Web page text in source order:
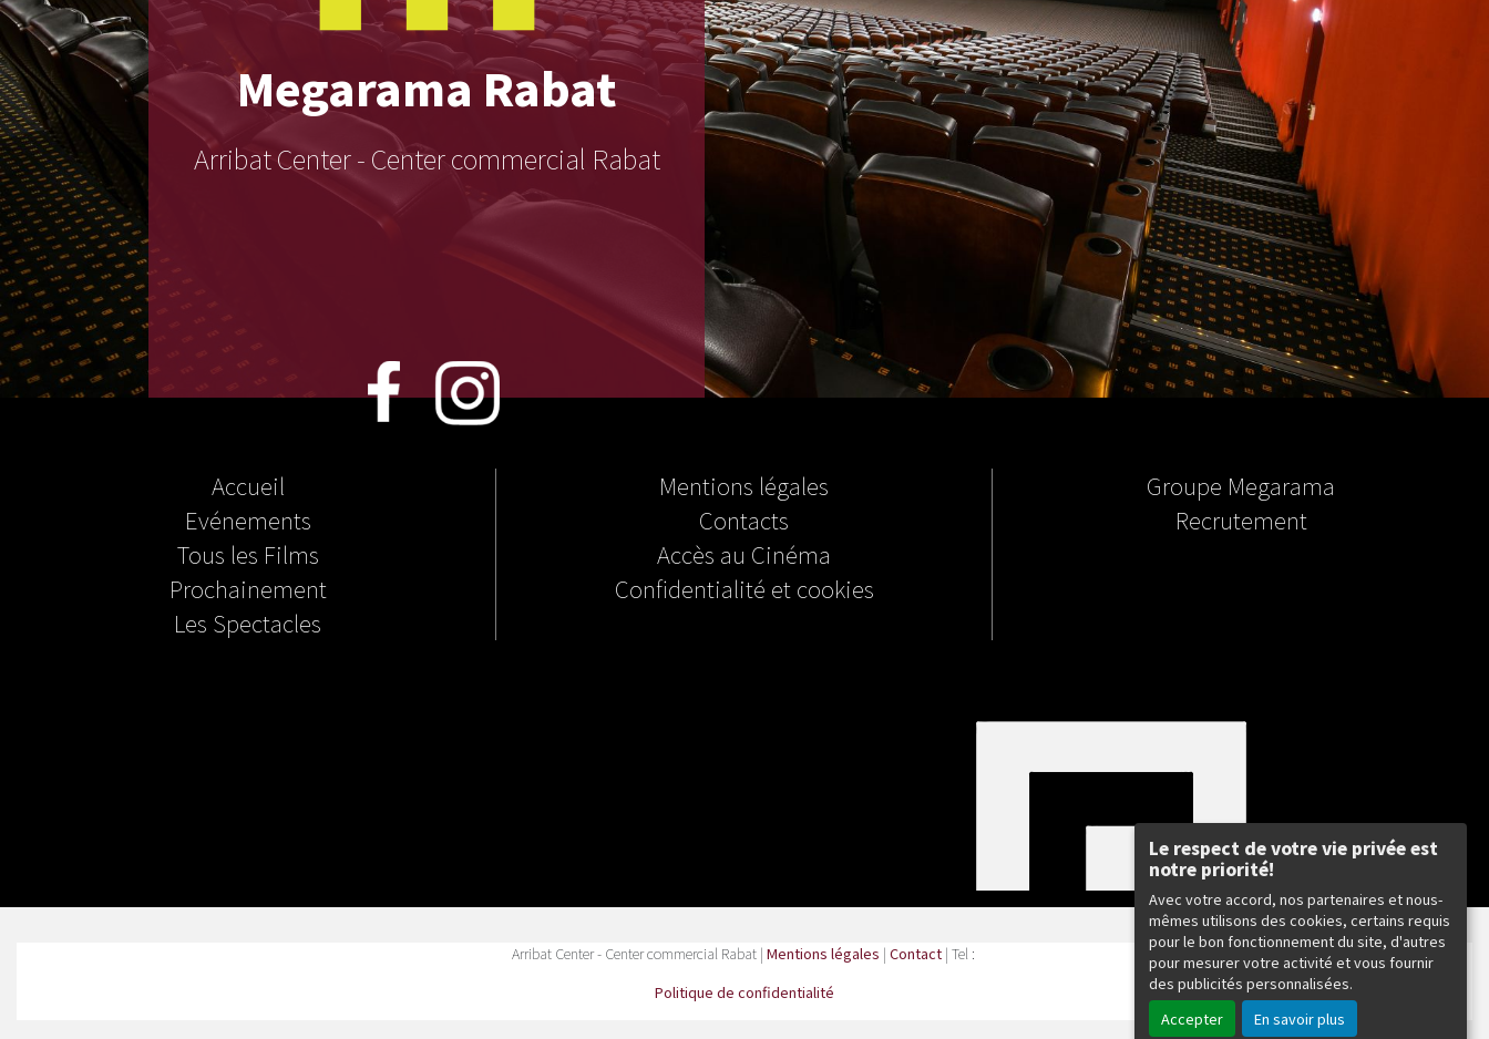
Le respect de votre vie privée est
notre priorité!
Avec votre accord, nos partenaires et nous-
mêmes utilisons des cookies, certains requis
pour le bon fonctionnement du site, d'autres
pour mesurer votre activité et vous fournir
des publicités personnalisées.
Accepter
En savoir plus
MegaramaRabat
Arribat Center - Center commercial Rabat
Accueil
Evénements
Tous les Films
Prochainement
Les Spectacles
Mentions légales
Contacts
Accès au Cinéma
Confidentialité et cookies
Groupe Megarama
Recrutement
Arribat Center - Center commercial Rabat | Mentions légales | Contact| Tel :
Politique de confidentialité